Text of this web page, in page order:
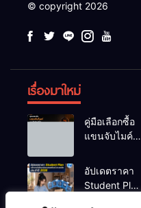
© copyright 2026
เรื่องมาใหม่
คู่มือเลือกซื้อ
แขนจับไมค์
ตั้งโต๊ะ ยก
ระดับคุณภาพ
สตรีมมิ่ง/ยูทูบ
อัปเดตราคา
Student Plan